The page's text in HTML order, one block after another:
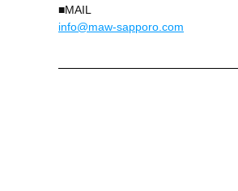
■MAIL
info@maw-sapporo.com